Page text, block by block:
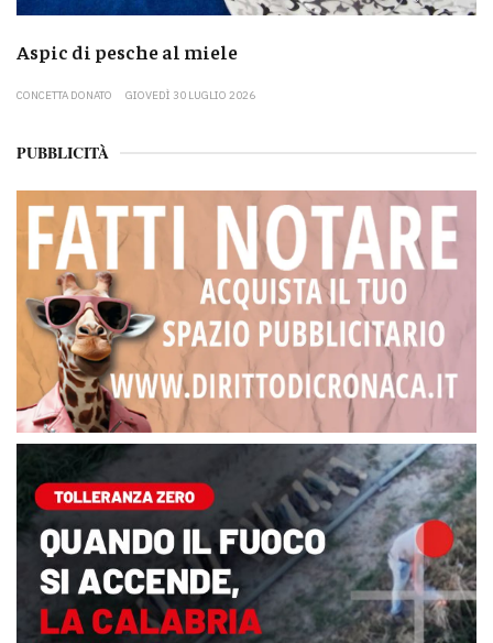
Aspic di pesche al miele
CONCETTA DONATO GIOVEDÌ 30 LUGLIO 2026
PUBBLICITÀ